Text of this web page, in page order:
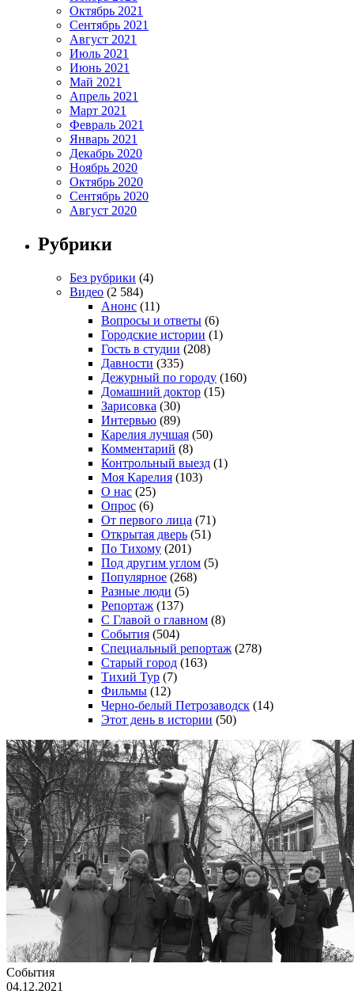
Октябрь 2021
Сентябрь 2021
Август 2021
Июль 2021
Июнь 2021
Май 2021
Апрель 2021
Март 2021
Февраль 2021
Январь 2021
Декабрь 2020
Ноябрь 2020
Октябрь 2020
Сентябрь 2020
Август 2020
Рубрики
Без рубрики (4)
Видео (2 584)
Анонс (11)
Вопросы и ответы (6)
Городские истории (1)
Гость в студии (208)
Давности (335)
Дежурный по городу (160)
Домашний доктор (15)
Зарисовка (30)
Интервью (89)
Карелия лучшая (50)
Комментарий (8)
Контрольный выезд (1)
Моя Карелия (103)
О нас (25)
Опрос (6)
От первого лица (71)
Открытая дверь (51)
По Тихому (201)
Под другим углом (5)
Популярное (268)
Разные люди (5)
Репортаж (137)
С Главой о главном (8)
События (504)
Специальный репортаж (278)
Старый город (163)
Тихий Тур (7)
Фильмы (12)
Черно-белый Петрозаводск (14)
Этот день в истории (50)
События
04.12.2021